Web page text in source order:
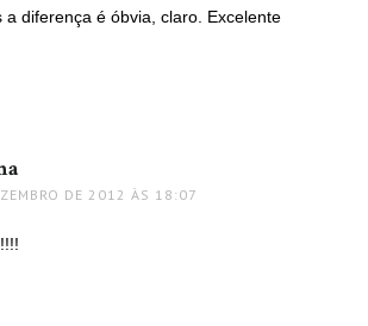
a diferença é óbvia, claro. Excelente
DE 2012 ÀS 18:07